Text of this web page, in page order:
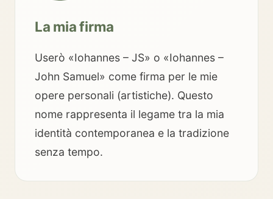
La mia firma
Userò «Iohannes – JS» o «Iohannes –
John Samuel» come firma per le mie
opere personali (artistiche). Questo
nome rappresenta il legame tra la mia
identità contemporanea e la tradizione
senza tempo.